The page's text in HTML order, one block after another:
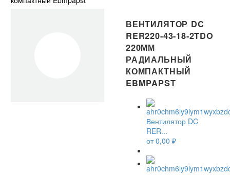
ВЕНТИЛЯТОР DC
RER220-43-18-2TDO
220ММ
РАДИАЛЬНЫЙ
КОМПАКТНЫЙ
EBMPAPST
Вентилятор DC
RER...
от0,00 ₽